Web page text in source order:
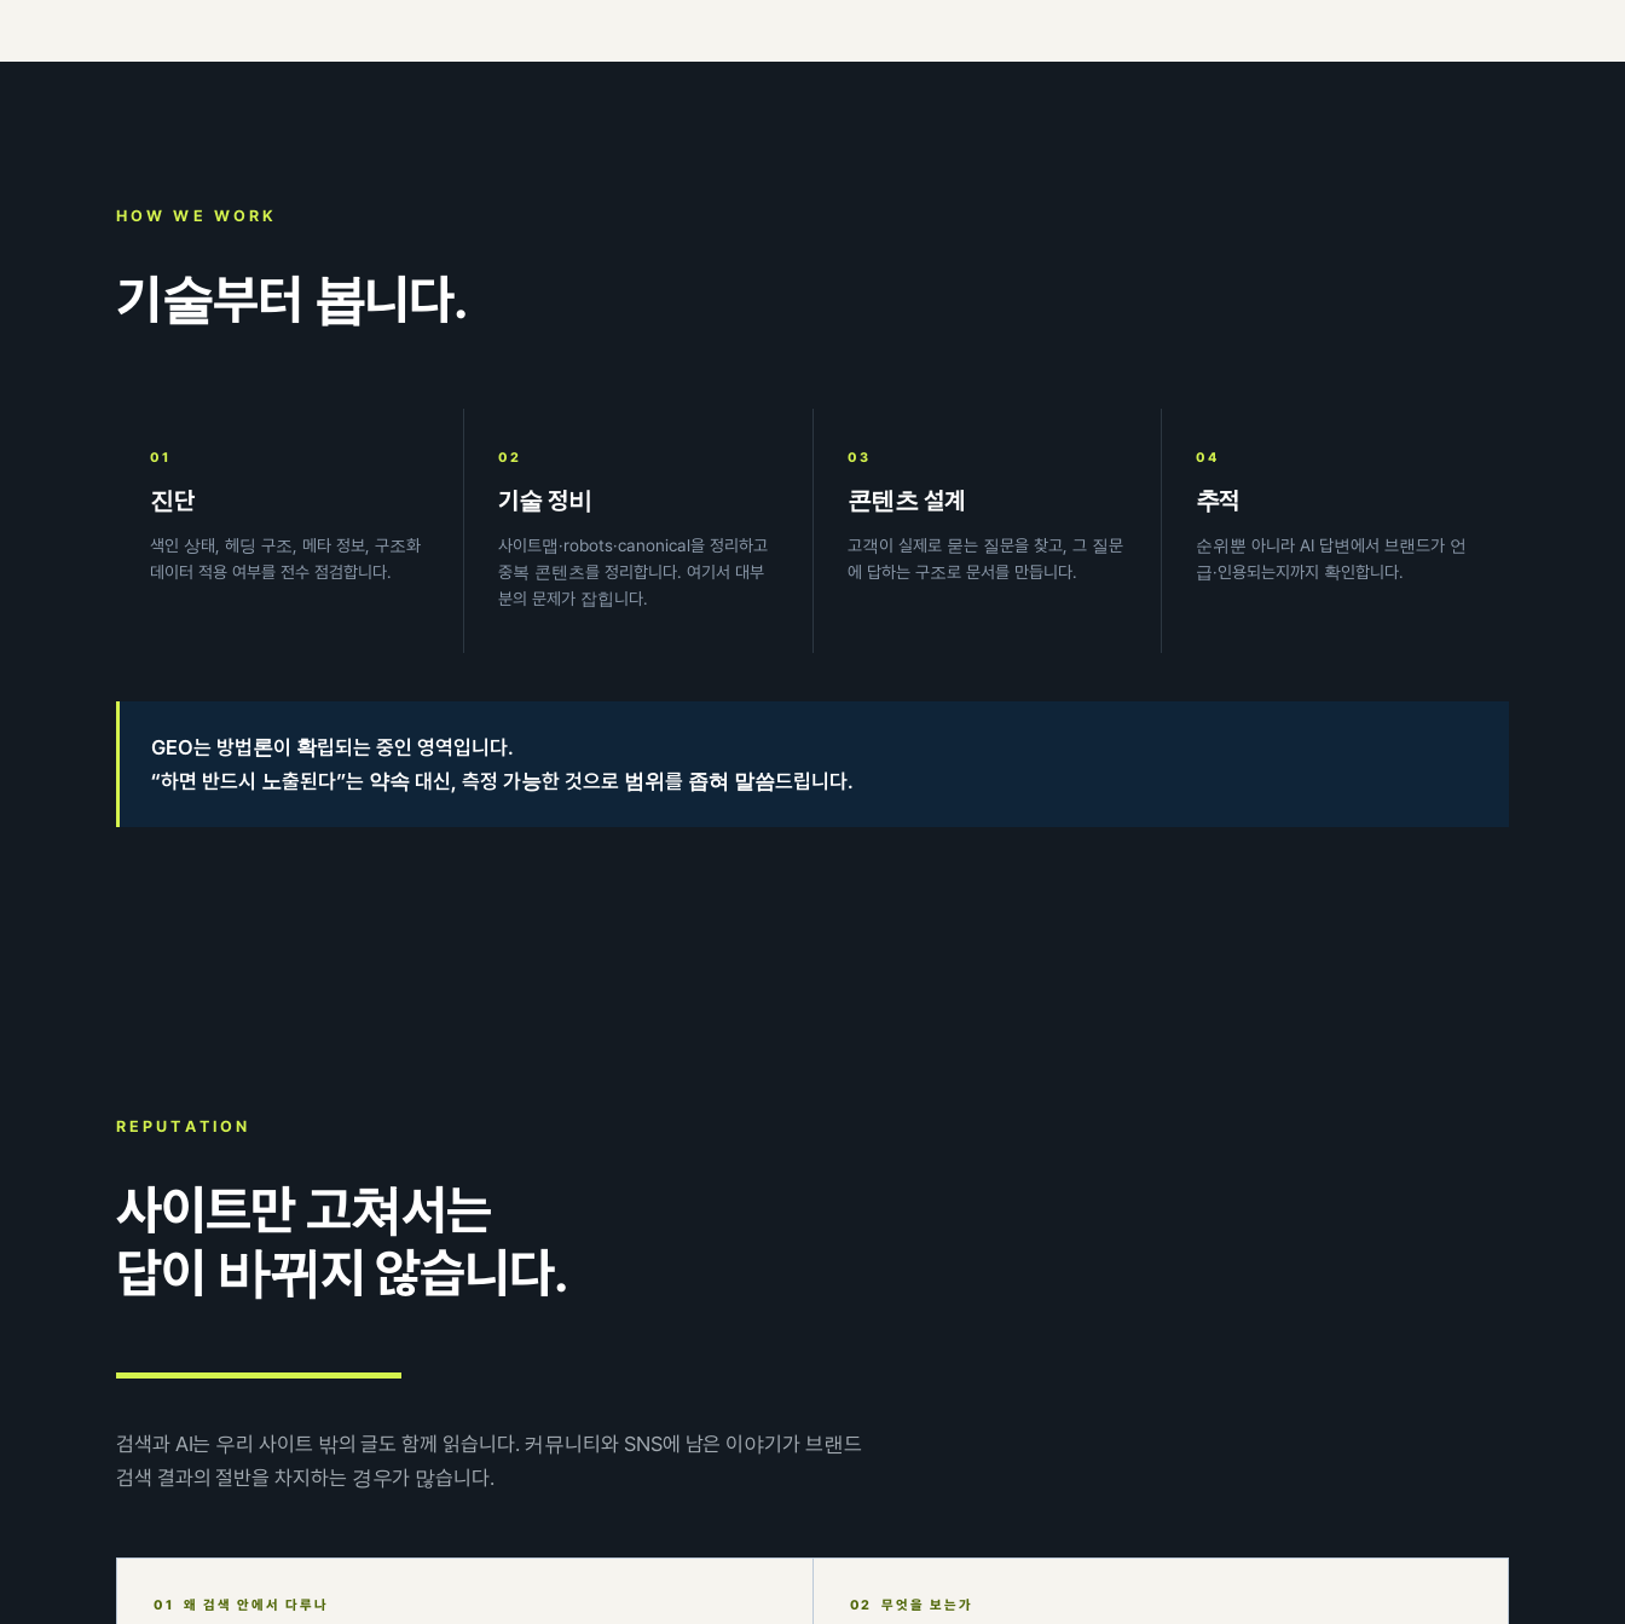
HOW WE WORK
기술부터 봅니다.
01
진단
색인 상태, 헤딩 구조, 메타 정보, 구조화
데이터 적용 여부를 전수 점검합니다.
02
기술 정비
사이트맵·robots·canonical을 정리하고
중복 콘텐츠를 정리합니다. 여기서 대부
분의 문제가 잡힙니다.
03
콘텐츠 설계
고객이 실제로 묻는 질문을 찾고, 그 질문
에 답하는 구조로 문서를 만듭니다.
04
추적
순위뿐 아니라 AI 답변에서 브랜드가 언
급·인용되는지까지 확인합니다.
GEO는 방법론이 확립되는 중인 영역입니다.
“하면 반드시 노출된다”는 약속 대신, 측정 가능한 것으로 범위를 좁혀 말씀드립니다.
REPUTATION
사이트만 고쳐서는
답이 바뀌지 않습니다.
검색과 AI는 우리 사이트 밖의 글도 함께 읽습니다. 커뮤니티와 SNS에 남은 이야기가 브랜드
검색 결과의 절반을 차지하는 경우가 많습니다.
01 왜 검색 안에서 다루나 02 무엇을 보는가